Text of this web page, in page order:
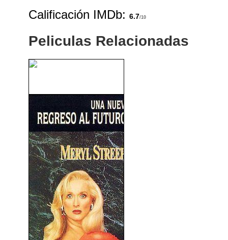
Calificación IMDb:6.7/10
Peliculas Relacionadas